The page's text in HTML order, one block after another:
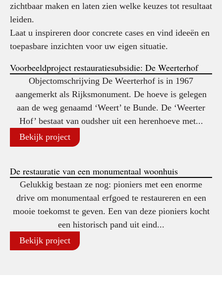
zichtbaar maken en laten zien welke keuzes tot resultaat
leiden.
Laat u inspireren door concrete cases en vind ideeën en
toepasbare inzichten voor uw eigen situatie.
Voorbeeldproject restauratiesubsidie: De Weerterhof
Objectomschrijving De Weerterhof is in 1967
aangemerkt als Rijksmonument. De hoeve is gelegen
aan de weg genaamd ‘Weert’ te Bunde. De ‘Weerter
Hof’ bestaat van oudsher uit een herenhoeve met...
Bekijk project
De restauratie van een monumentaal woonhuis
Gelukkig bestaan ze nog: pioniers met een enorme
drive om monumentaal erfgoed te restaureren en een
mooie toekomst te geven. Een van deze pioniers kocht
een historisch pand uit eind...
Bekijk project